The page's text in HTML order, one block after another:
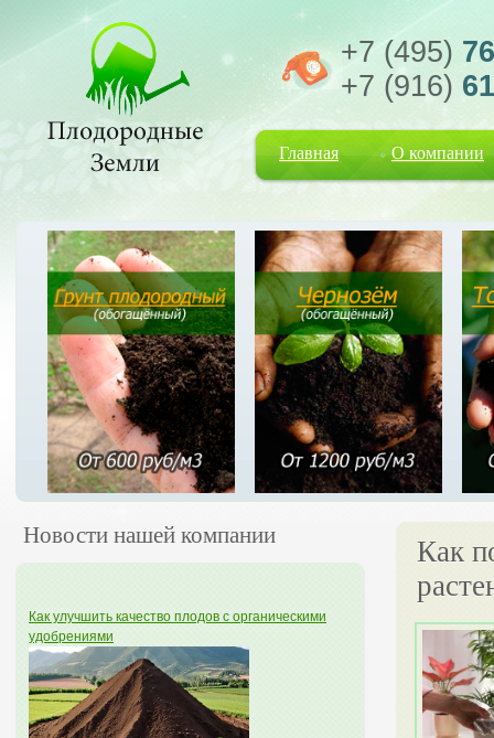
+7 (495)
+7 (916)
Главная О компании
Новости нашей компании
Как улучшить качество плодов с органическими
удобрениями
Как